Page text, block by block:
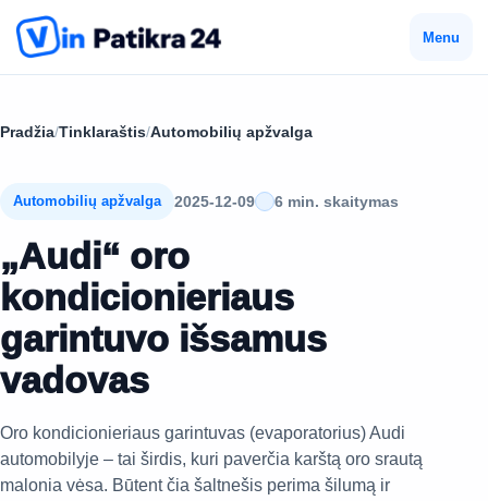
Menu
Pradžia/Tinklaraštis/Automobilių apžvalga
Automobilių apžvalga 2025-12-09 6 min. skaitymas
„Audi“ oro
kondicionieriaus
garintuvo išsamus
vadovas
Oro kondicionieriaus garintuvas (evaporatorius) Audi
automobilyje – tai širdis, kuri paverčia karštą oro srautą
malonia vėsa. Būtent čia šaltnešis perima šilumą ir